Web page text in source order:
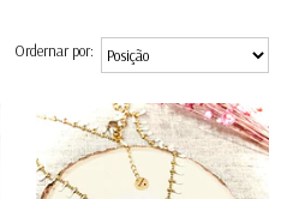
Ordernar por: